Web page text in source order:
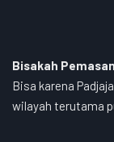
Bisakah
Bisa karena
wilayah terutama